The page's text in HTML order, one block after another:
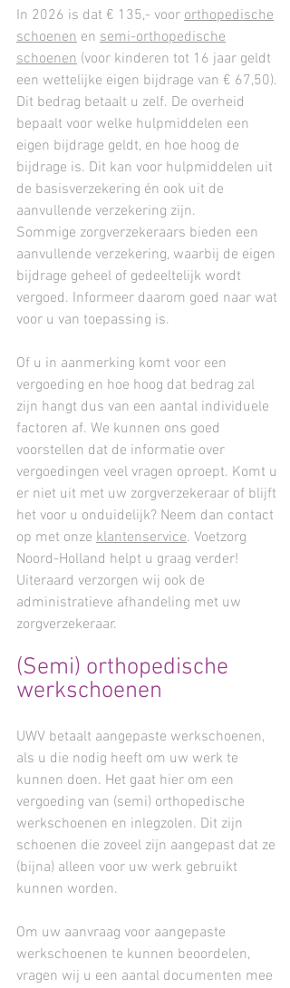
In 2026 is dat € 1 35,- voor orthopedische
schoenen en semi-orthopedische
schoenen (voor kinderen tot 16 jaar geldt
een wettelijke eigen bijdrage van € 67,50).
Dit bedrag betaalt u zelf. De overheid
bepaalt voor welke hulpmiddelen een
eigen bijdrage geldt, en hoe hoog de
bijdrage is. Dit kan voor hulpmiddelen uit
de basisverzekering én ook uit de
aanvullende verzekering zijn.
Sommige zorgverzekeraars bieden een
aanvullende verzekering, waarbij de eigen
bijdrage geheel of gedeeltelijk wordt
vergoed. Informeer daarom goed naar wat
voor u van toepassing is.
Of u in aanmerking komt voor een
vergoeding en hoe hoog dat bedrag zal
zijn hangt dus van een aantal individuele
factoren af. We kunnen ons goed
voorstellen dat de informatie over
vergoedingen veel vragen oproept. Komt u
er niet uit met uw zorgverzekeraar of blijft
het voor u onduidelijk? Neem dan contact
op met onze klantenservice. Voetzorg
Noord-Holland helpt u graag verder!
Uiteraard verzorgen wij ook de
administratieve afhandeling met uw
zorgverzekeraar.
(Semi) orthopedische
werkschoenen
UWV betaalt aangepaste werkschoenen,
als u die nodig heeft om uw werk te
kunnen doen. Het gaat hier om een
vergoeding van (semi) orthopedische
werkschoenen en inlegzolen. Dit zijn
schoenen die zoveel zijn aangepast dat ze
(bijna) alleen voor uw werk gebruikt
kunnen worden.
Om uw aanvraag voor aangepaste
werkschoenen te kunnen beoordelen,
vragen wij u een aantal documenten mee